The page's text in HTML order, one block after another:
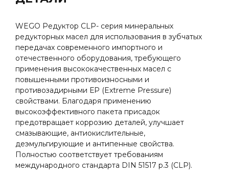
WEGO Редуктор CLP- серия минеральных
редукторных масел для использования в зубчатых
передачах современного импортного и
отечественного оборудования, требующего
применения высококачественных масел с
повышенными противоизносными и
противозадирными ЕР (Extreme Pressure)
свойствами. Благодаря применению
высокоэффективного пакета присадок
предотвращает коррозию деталей, улучшает
смазывающие, антиокислительные,
деэмульгирующие и антипенные свойства.
Полностью соответствует требованиям
международного стандарта DIN 51517 p.3 (CLP).